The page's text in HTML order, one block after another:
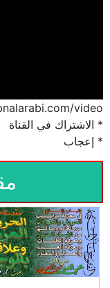
* الاشتراك في القناة
* إعجاب